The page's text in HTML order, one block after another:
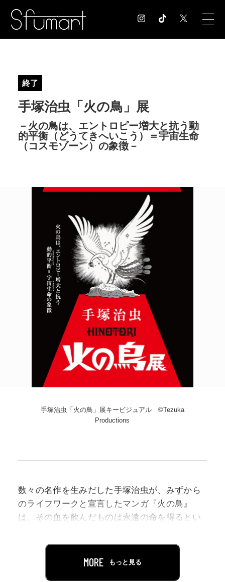
EXHIBITION 展覧会情報
MUSEUM 美術館情報
NEWS
POLICY COMPANY
終了
手塚治虫「火の鳥」展
－火の鳥は、エントロピー増大と抗う動
的平衡（どうてきへいこう）＝宇宙生命
（コスモゾーン）の象徴－
手塚治虫「火の鳥」展キービジュアル ©Tezuka
Productions
数々の名作を生みだした手塚治虫が、みずから
のライフワークと宣言したマンガ『火の鳥』
は、その血を飲んだものは永遠の命を得るとい
描く一大傑作長編です。過去と未来を交互に描
きながら、「生と死」「輪廻転生」といった哲
MORE もっと見る